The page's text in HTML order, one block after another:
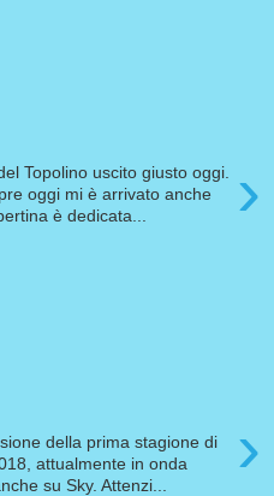
›
Topolino uscito giusto oggi.
oggi mi è arrivato anche
è dedicata...
›
della prima stagione di
attualmente in onda
su Sky. Attenzi...